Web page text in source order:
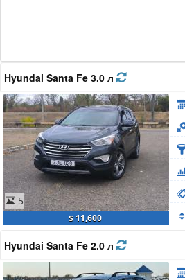
Hyundai Santa Fe 3.0 л
5
$ 11,600
Hyundai Santa Fe 2.0 л